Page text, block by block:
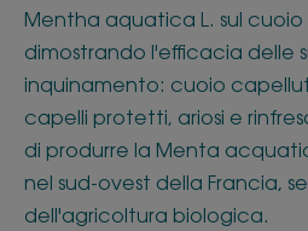
Mentha aquatica L. sul
dimostrando l'efficacia delle
inquinamento: cuoio
capelli protetti, ariosi e
di produrre la Menta
nel sud-ovest della Francia,
dell'agricoltura biologica.